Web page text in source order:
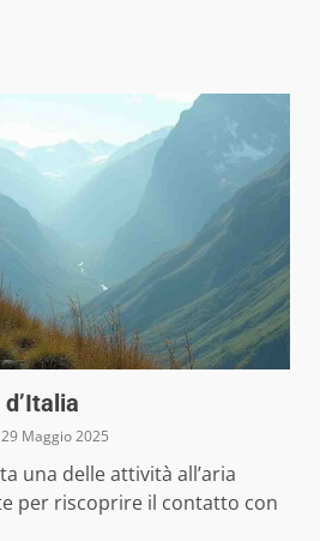
29 Maggio 2025
una delle attività all’aria
per riscoprire il contatto con